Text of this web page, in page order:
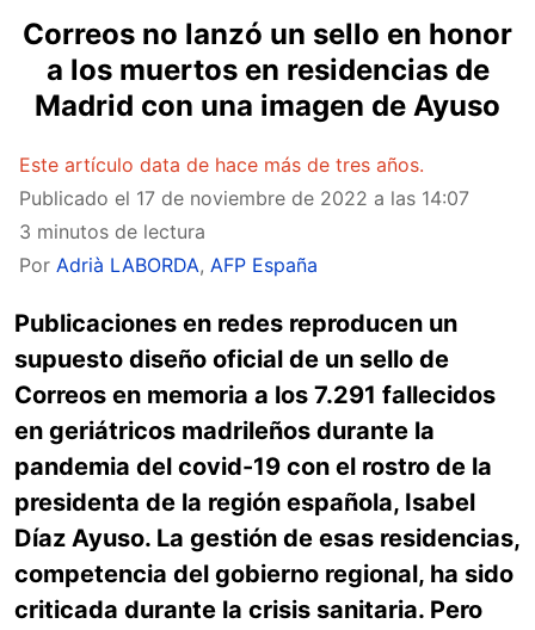
Correos no lanzó un sello en honor
a los muertos en residencias de
Madrid con una imagen de Ayuso
Este artículo data de hace más de tres años.
Publicado el 17 de noviembre de 2022 a las 14:07
3 minutos de lectura
Por Adrià LABORDA, AFP España
Publicaciones en redes reproducen un
supuesto diseño oficial de un sello de
Correos en memoria a los 7.291 fallecidos
en geriátricos madrileños durante la
pandemia del covid-19 con el rostro de la
presidenta de la región española, Isabel
Díaz Ayuso. La gestión de esas residencias,
competencia del gobierno regional, ha sido
criticada durante la crisis sanitaria. Pero